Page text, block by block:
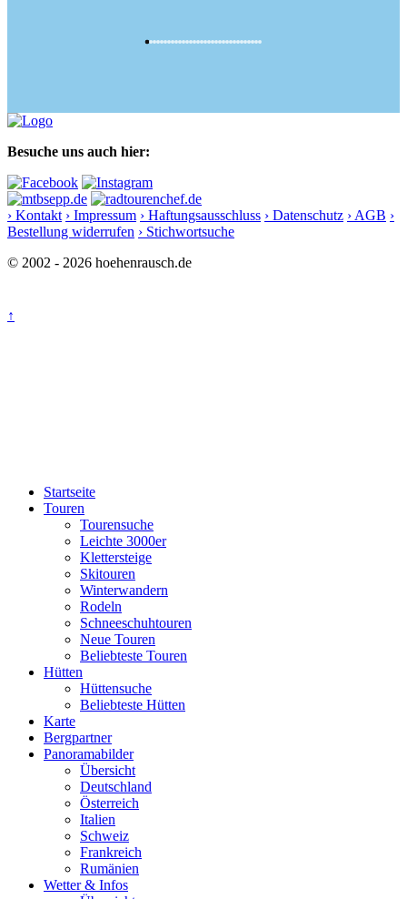
Besuche uns auch hier:
› Kontakt › Impressum › Haftungsausschluss › Datenschutz › AGB ›
Bestellung widerrufen › Stichwortsuche
© 2002 - 2026 hoehenrausch.de
↑
Startseite
Touren
Tourensuche
Leichte 3000er
Klettersteige
Skitouren
Winterwandern
Rodeln
Schneeschuhtouren
Neue Touren
Beliebteste Touren
Hütten
Hüttensuche
Beliebteste Hütten
Karte
Bergpartner
Panoramabilder
Übersicht
Deutschland
Österreich
Italien
Schweiz
Frankreich
Rumänien
Wetter & Infos